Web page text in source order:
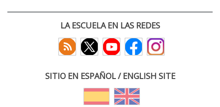
LA ESCUELA EN LAS REDES
SITIO EN ESPAÑOL / ENGLISH SITE